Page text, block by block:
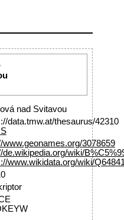
nad Svitavou
data.tmw.at/thesaurus/42310
www.geonames.org/3078659
de.wikipedia.org/wiki/
www.wikidata.org/wiki/